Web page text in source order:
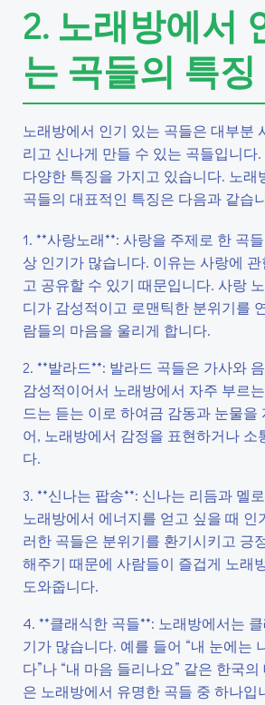
2. 노래방에서
는 곡들의 특징
노래방에서 인기 있는 곡들은 대부분
리고 신나게 만들 수 있는 곡들입니다
다양한 특징을 가지고 있습니다. 노래
곡들의 대표적인 특징은 다음과 같습
1. **사랑노래**: 사랑을 주제로 한 곡
상 인기가 많습니다. 이유는 사랑에
고 공유할 수 있기 때문입니다. 사랑
디가 감성적이고 로맨틱한 분위기를
람들의 마음을 울리게 합니다.
2. **발라드**: 발라드 곡들은 가사와
감성적이어서 노래방에서 자주 부르
드는 듣는 이로 하여금 감동과 눈물을
어, 노래방에서 감정을 표현하거나 소
다.
3. **신나는 팝송**: 신나는 리듬과 멜
노래방에서 에너지를 얻고 싶을 때 인
러한 곡들은 분위기를 환기시키고 긍
해주기 때문에 사람들이 즐겁게 노래
도와줍니다.
4. **클래식한 곡들**: 노래방에서는
기가 많습니다. 예를 들어 “내 눈에는
다”나 “내 마음 들리나요” 같은 한국
은 노래방에서 유명한 곡들 중 하나입